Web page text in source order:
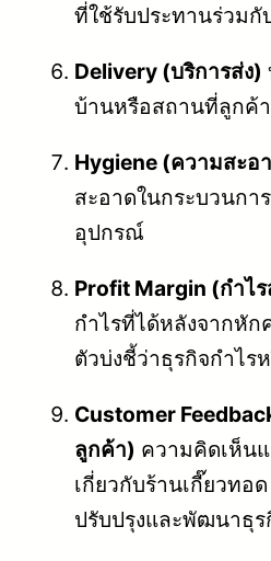
ที่ใช้รับประทานร่วมกั
Delivery (บริการส่ง)
บ้านหรือสถานที่ลูกค้า
Hygiene (ความสะอ
สะอาดในกระบวนกา
อุปกรณ์
Profit Margin (กำไ
กำไรที่ได้หลังจากหัก
ตัวบ่งชี้ว่าธุรกิจกำไร
Customer
ลูกค้า) ความคิดเห็น
เกี่ยวกับร้านเกี๊ยวทอ
ปรับปรุงและพัฒนาธุร